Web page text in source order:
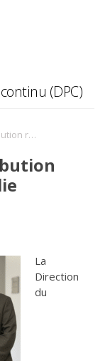
(DPC)
La DDPC salue la contribution remarquable de Dre Julie Desmeules
La
Direction
du